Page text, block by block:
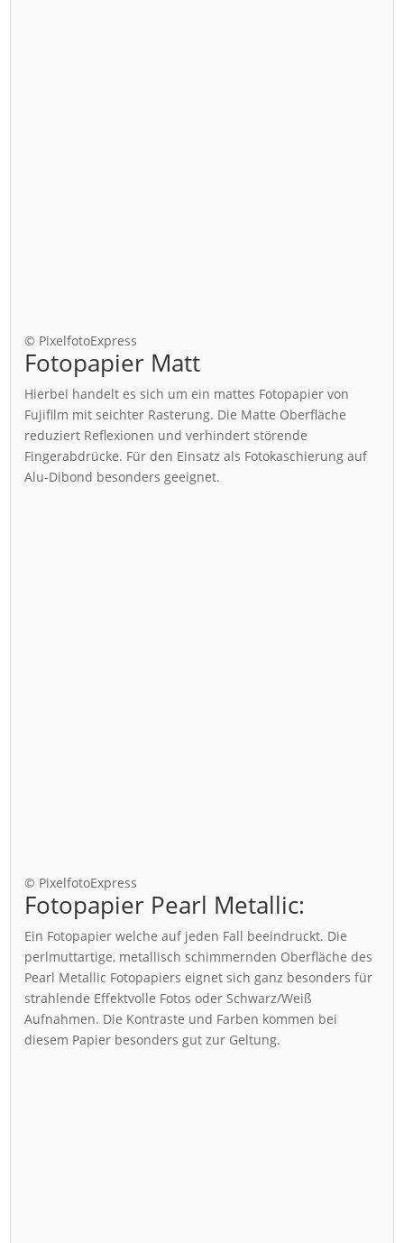
© PixelfotoExpress
Fotopapier Matt
Hierbei handelt es sich um ein mattes Fotopapier von
Fujifilm mit seichter Rasterung. Die Matte Oberfläche
reduziert Reflexionen und verhindert störende
Fingerabdrücke. Für den Einsatz als Fotokaschierung auf
Alu-Dibond besonders geeignet.
© PixelfotoExpress
Fotopapier Pearl Metallic:
Ein Fotopapier welche auf jeden Fall beeindruckt. Die
perlmuttartige, metallisch schimmernden Oberfläche des
Pearl Metallic Fotopapiers eignet sich ganz besonders für
strahlende Effektvolle Fotos oder Schwarz/Weiß
Aufnahmen. Die Kontraste und Farben kommen bei
diesem Papier besonders gut zur Geltung.